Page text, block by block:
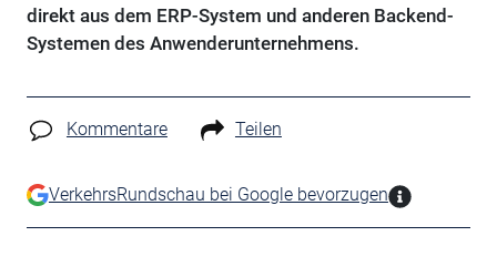
direkt aus dem ERP-System und anderen Backend-
Systemen des Anwenderunternehmens.
Kommentare Teilen
VerkehrsRundschau bei Google bevorzugen